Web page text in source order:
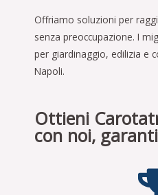
Offriamo soluzioni per
senza preoccupazione. I
per giardinaggio, edilizia e
Napoli.
Ottieni
con noi,